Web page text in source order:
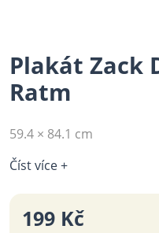
Plakát Zack
Ratm
59.4 × 84.1 cm
Číst více +
199 Kč